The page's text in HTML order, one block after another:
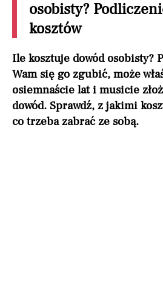
osobisty?
kosztów
Ile kosztuje dowód osobisty?
Wam się go zgubić, może
osiemnaście lat i musicie
dowód. Sprawdź, z jakimi
co trzeba zabrać ze sobą.